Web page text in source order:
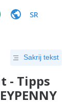
SR
Sakrij tekst
- Tipps